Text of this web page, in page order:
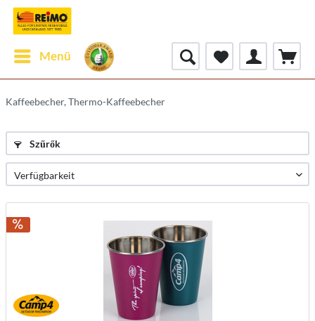
Menü
Kaffeebecher, Thermo-Kaffeebecher
Szűrők